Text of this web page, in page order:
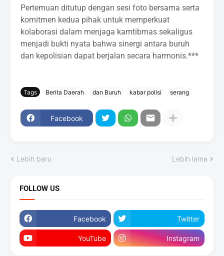
‎Pertemuan ditutup dengan sesi foto bersama serta
komitmen kedua pihak untuk memperkuat
kolaborasi dalam menjaga kamtibmas sekaligus
menjadi bukti nyata bahwa sinergi antara buruh
dan kepolisian dapat berjalan secara harmonis.***
Tags Berita Daerah dan Buruh kabar polisi serang
Facebook
Lebih baru Lebih lama
FOLLOW US
Facebook Twitter
YouTube Instagram